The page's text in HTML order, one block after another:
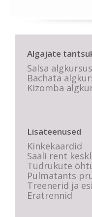
Algajate
Salsa algkursus
Bachata
Kizomba
Lisateenused
Kinkekaardid
Saali rent
Tüdrukute
Pulmatants
Treenerid ja
Eratrennid